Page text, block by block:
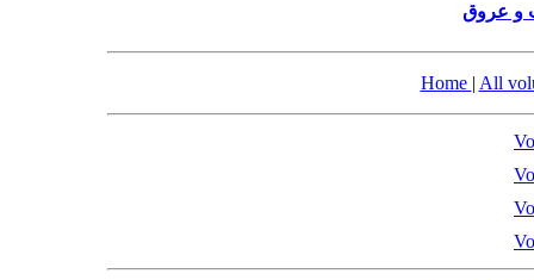
و عروق
Home | All